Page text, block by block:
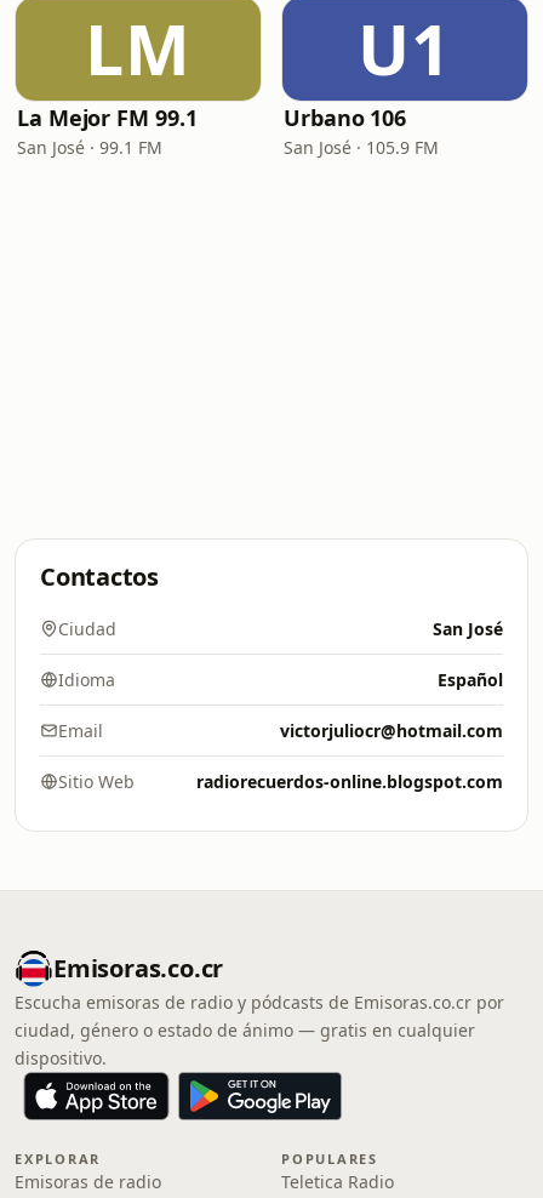
LM
La Mejor FM 99.1
San José · 99.1 FM
U1
Urbano 106
San José · 105.9 FM
Contactos
Ciudad San José
Idioma Español
Email victorjuliocr@hotmail.com
Sitio Web radiorecuerdos-online.blogspot.com
Emisoras.co.cr
Escucha emisoras de radio y pódcasts de Emisoras.co.cr por
ciudad, género o estado de ánimo — gratis en cualquier
dispositivo.
EXPLORAR
Emisoras de radio
POPULARES
Teletica Radio